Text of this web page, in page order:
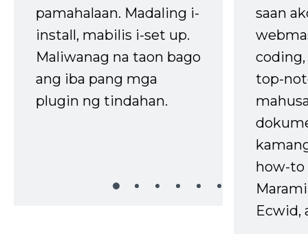
pamahalaan. Madaling i-
install, mabilis i-set up.
Maliwanag na taon bago
ang iba pang mga
plugin ng tindahan.
saan
top-
how-to
Ecwid,